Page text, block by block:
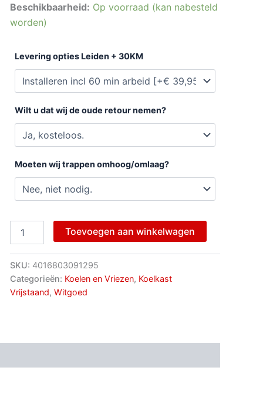
Beschikbaarheid: Op voorraad (kan nabesteld
worden)
Levering opties Leiden + 30KM
Wilt u dat wij de oude retour nemen?
Moeten wij trappen omhoog/omlaag?
Toevoegen aan winkelwagen
SKU: 4016803091295
Categorieën: Koelen en Vriezen, Koelkast
Vrijstaand, Witgoed